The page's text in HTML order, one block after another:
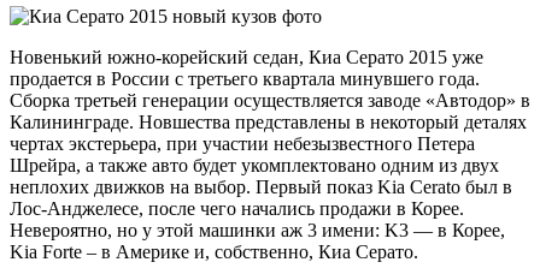
Новенький южно-корейский седан, Киа Серато 2015 уже
продается в России с третьего квартала минувшего года.
Сборка третьей генерации осуществляется заводе «Автодор» в
Калининграде. Новшества представлены в некоторый деталях
чертах экстерьера, при участии небезызвестного Петера
Шрейра, а также авто будет укомплектовано одним из двух
неплохих движков на выбор. Первый показ Kia Cerato был в
Лос-Анджелесе, после чего начались продажи в Корее.
Невероятно, но у этой машинки аж 3 имени: K3 — в Корее,
Kia Forte – в Америке и, собственно, Киа Серато.